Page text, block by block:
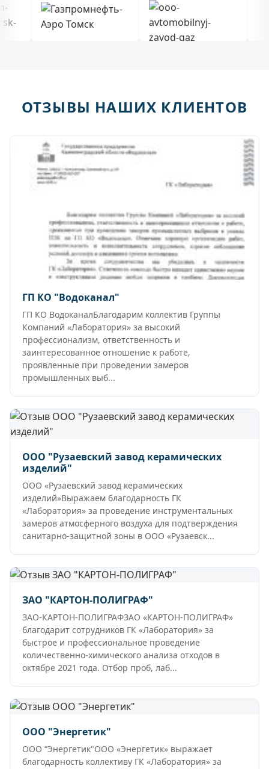
ОТЗЫВЫ НАШИХ КЛИЕНТОВ
ГП КО "Водоканал"
ГП КО ВодоканалБлагодарим коллектив Группы
Компаний «Лаборатория» за высокий
профессионализм, ответственность и
заинтересованное отношение к работе,
проявленные при проведении замеров
промышленных выб...
ООО "Рузаевский завод керамических
изделий"
ООО «Рузаевский завод керамических
изделий»Выражаем благодарность ГК
«Лаборатория» за проведение инструментальных
замеров атмосферного воздуха для подтверждения
санитарно-защитной зоны в ООО «Рузаевск...
ЗАО "КАРТОН-ПОЛИГРАФ"
ЗАО-КАРТОН-ПОЛИГРАФЗАО «КАРТОН-ПОЛИГРАФ»
благодарит сотрудников ГК «Лаборатория» за
быстрое и профессиональное проведение
количественно-химического анализа отходов в
октябре 2021 года. Отбор проб, лаб...
ООО "Энергетик"
ООО “Энергетик"ООО «Энергетик» выражает
благодарность коллективу ГК «Лаборатория» за